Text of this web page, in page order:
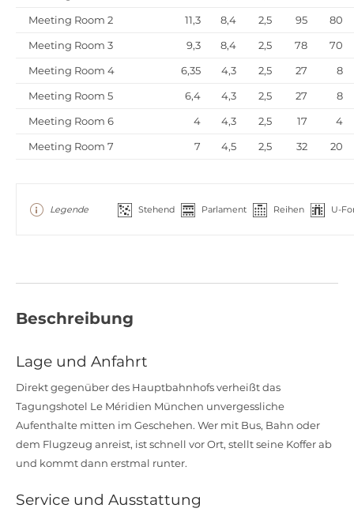
Meeting Room 2
11,3 8,4 2,5 95
80
Meeting Room 3
9,3 8,4 2,5 78
70
Meeting Room 4
6,35 4,3 2,5 27
8
Meeting Room 5
6,4 4,3 2,5 27
8
Meeting Room 6
4 4,3 2,5 17
4
Meeting Room 7
7 4,5 2,5 32 20
Legende Stehend Parlament Reihen U-
Beschreibung
Lage und Anfahrt
Direkt gegenüber des Hauptbahnhofs verheißt das
Tagungshotel Le Méridien München unvergessliche
Aufenthalte mitten im Geschehen. Wer mit Bus, Bahn oder
dem Flugzeug anreist, ist schnell vor Ort, stellt seine Koffer ab
und kommt dann erstmal runter.
Service und Ausstattung